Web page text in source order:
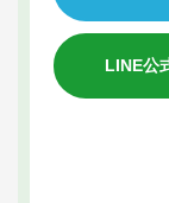
LINE公